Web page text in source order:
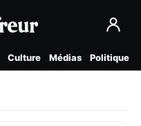
Culture Médias Politique